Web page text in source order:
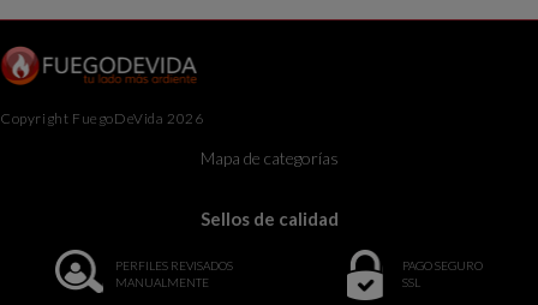
Copyright FuegoDeVida 2026
Mapa de categorías
Sellos de calidad
PERFILES REVISADOS
MANUALMENTE
PAGO SEGURO
SSL